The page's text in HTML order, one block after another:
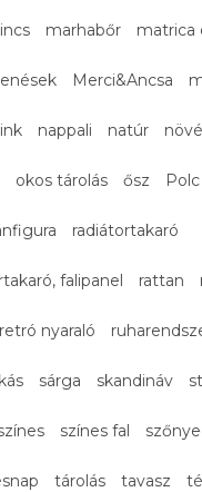
marhabőr matrica
Merci&Ancsa
nappali natúr
okos tárolás ősz Polc
radiátortakaró
falipanel rattan
retró nyaraló
sárga skandináv
színes fal
tárolás tavasz